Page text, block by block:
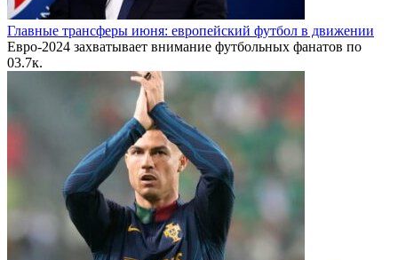
Главные трансферы июня: европейский футбол в движении
Евро-2024 захватывает внимание футбольных фанатов по
03.7к.